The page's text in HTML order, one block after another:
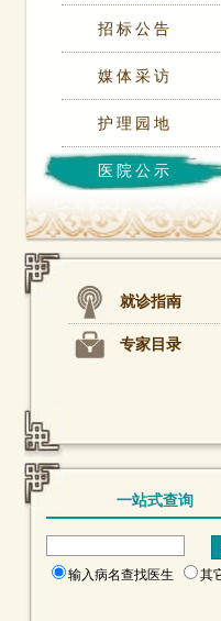
招标公告
媒体采访
护理园地
医院公示
就诊指南
专家目录
一站式查询
输入病名查找医生 其